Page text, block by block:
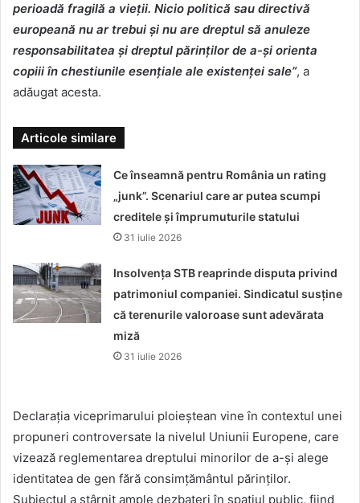
perioadă fragilă a vieții. Nicio politică sau directivă
europeană nu ar trebui și nu are dreptul să anuleze
responsabilitatea și dreptul părinților de a-și orienta
copiii în chestiunile esențiale ale existenței sale”, a
adăugat acesta.
Articole similare
Ce înseamnă pentru România un rating
„junk”. Scenariul care ar putea scumpi
creditele și împrumuturile statului
31 iulie 2026
Insolvența STB reaprinde disputa privind
patrimoniul companiei. Sindicatul susține
că terenurile valoroase sunt adevărata
miză
31 iulie 2026
Declarația viceprimarului ploieștean vine în contextul unei
propuneri controversate la nivelul Uniunii Europene, care
vizează reglementarea dreptului minorilor de a-și alege
identitatea de gen fără consimțământul părinților.
Subiectul a stârnit ample dezbateri în spațiul public, fiind